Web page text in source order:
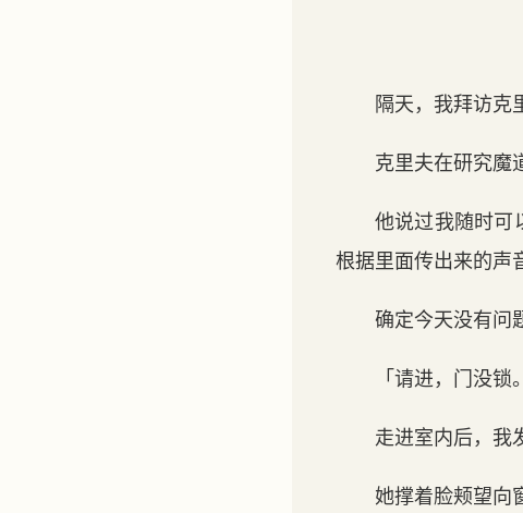
隔天，我拜访克
克里夫在研究魔
他说过我随时可
根据里面传出来的声
确定今天没有问
「请进，门没锁
走进室内后，我
她撑着脸颊望向